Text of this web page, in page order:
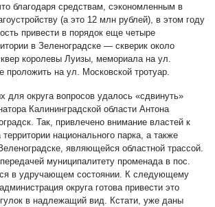
благодаря средствам, сэкономленным в
(а это 12 млн рублей), в этом году
привести в порядок еще четыре
в Зеленоградске — скверик около
королевы Луизы, мемориала на ул.
проложить на ул. Московской тротуар.
для округа вопросов удалось «сдвинуть»
Калининградской области Антона
Так, привлечено внимание властей к
национального парка, а также
являющейся областной трассой.
муниципалитету променада в пос.
в удручающем состоянии. К следующему
округа готова привести это
в надлежащий вид. Кстати, уже даны